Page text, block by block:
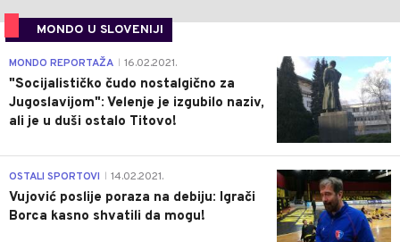
MONDO U SLOVENIJI
4
MONDO REPORTAŽA 16.02.2021.
"Socijalističko čudo nostalgično za
Jugoslavijom": Velenje je izgubilo naziv,
ali je u duši ostalo Titovo!
1
OSTALI SPORTOVI 14.02.2021.
Vujović poslije poraza na debiju: Igrači
Borca kasno shvatili da mogu!